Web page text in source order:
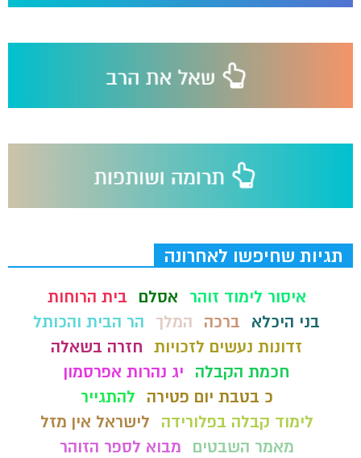
תגיות שחיפשו לאחרונה
איסור לימוד זוהר אסלם
בית הרוחות
בני היכלא
ברכה המלך
הר הבית והכותל
זדונות נעשים לזכויות חזרה בשאלה
חכמת הקבלה
יג נהרות אפרסמון
כ בטבת יום פטירה
להתגייר
לימוד קבלה בפלורידה
לישראל אין מזל
מאמר השבטים
מבוא לספר הזוהר